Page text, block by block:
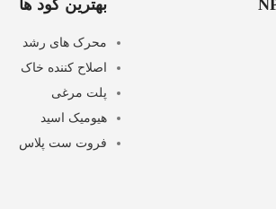
بهترین کود ها
محرک های رشد
اصلاح کننده خاک
پلت مرغی
هیومیک اسید
فروت ست پلاس